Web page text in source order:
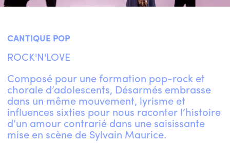
CANTIQUE POP
ROCK'N'LOVE
Composé pour une formation pop-rock et
chorale d’adolescents, Désarmés embrasse
dans un même mouvement, lyrisme et
influences sixties pour nous raconter l’histoire
d’un amour contrarié dans une saisissante
mise en scène de Sylvain Maurice.